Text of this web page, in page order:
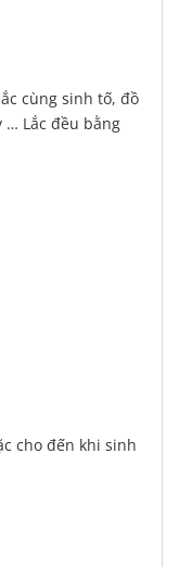
cùng sinh tố, đồ
… Lắc đều bằng
cho đến khi sinh